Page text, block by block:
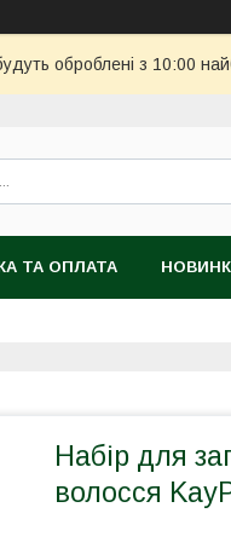
оброблені з 10:00
ТА ОПЛАТА
Набір для
волосся